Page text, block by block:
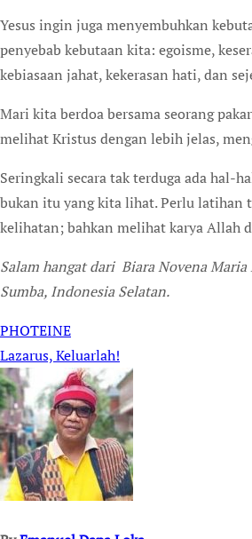
Yesus ingin juga menyembuhkan
penyebab kebutaan kita: egoisme,
kebiasaan jahat, kekerasan hati, dan
Mari kita berdoa bersama seorang
melihat Kristus dengan lebih jelas,
Seringkali secara tak terduga ada hal-
bukan itu yang kita lihat. Perlu latihan
kelihatan; bahkan melihat karya Allah
Salam hangat dari Biara Novena Maria
Sumba, Indonesia Selatan.
Post
navigation
PHOTEINE
Lazarus, Keluarlah!